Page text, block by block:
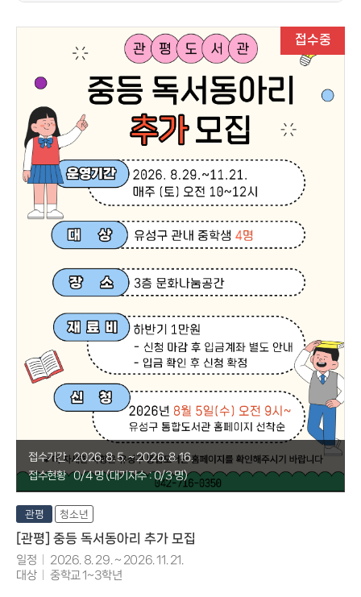
접수중
접수기간
2026. 8. 5. ~ 2026. 8. 16.
접수현황
0/4 명 (대기자수 : 0/3 명)
관평 청소년
[관평] 중등 독서동아리 추가 모집
일정
2026. 8. 29. ~ 2026. 11. 21.
대상
중학교 1~3학년